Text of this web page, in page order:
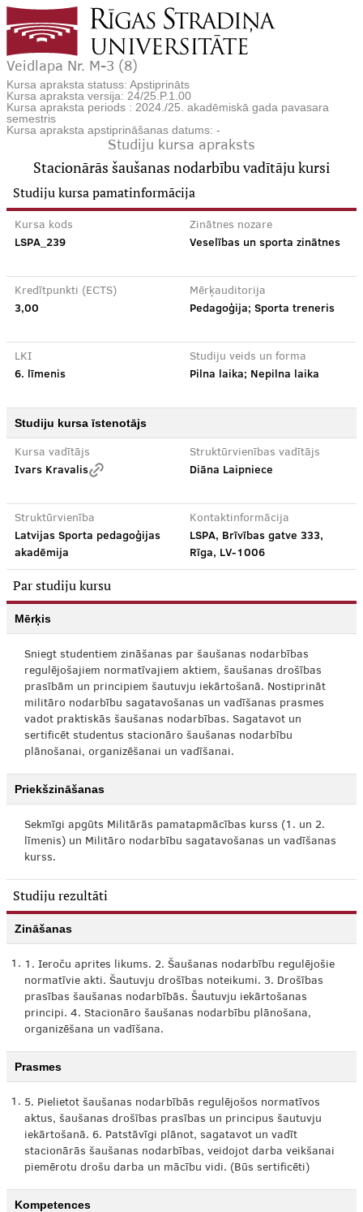
Veidlapa Nr. M-3 (8)
Kursa apraksta statuss: Apstiprināts
Kursa apraksta versija: 24/25.P.1.00
Kursa apraksta periods : 2024./25. akadēmiskā gada pavasara
semestris
Kursa apraksta apstiprināšanas datums: -
Studiju kursa apraksts
Stacionārās šaušanas nodarbību vadītāju kursi
Studiju kursa pamatinformācija
Kursa kods
LSPA_239
Zinātnes nozare
Veselības un sporta zinātnes
Kredītpunkti (ECTS)
3,00
Mērķauditorija
Pedagoģija; Sporta treneris
LKI
6. līmenis
Studiju veids un forma
Pilna laika; Nepilna laika
Studiju kursa īstenotājs
Kursa vadītājs
Ivars Kravalis
Struktūrvienības vadītājs
Diāna Laipniece
Struktūrvienība
Latvijas Sporta pedagoģijas
akadēmija
Kontaktinformācija
LSPA, Brīvības gatve 333,
Rīga, LV-1006
Par studiju kursu
Mērķis
Sniegt studentiem zināšanas par šaušanas nodarbības
regulējošajiem normatīvajiem aktiem, šaušanas drošības
prasībām un principiem šautuvju iekārtošanā. Nostiprināt
militāro nodarbību sagatavošanas un vadīšanas prasmes
vadot praktiskās šaušanas nodarbības. Sagatavot un
sertificēt studentus stacionāro šaušanas nodarbību
plānošanai, organizēšanai un vadīšanai.
Priekšzināšanas
Sekmīgi apgūts Militārās pamatapmācības kurss (1. un 2.
līmenis) un Militāro nodarbību sagatavošanas un vadīšanas
kurss.
Studiju rezultāti
Zināšanas
1. 1. Ieroču aprites likums. 2. Šaušanas nodarbību regulējošie
normatīvie akti. Šautuvju drošības noteikumi. 3. Drošības
prasības šaušanas nodarbībās. Šautuvju iekārtošanas
principi. 4. Stacionāro šaušanas nodarbību plānošana,
organizēšana un vadīšana.
Prasmes
1. 5. Pielietot šaušanas nodarbībās regulējošos normatīvos
aktus, šaušanas drošības prasības un principus šautuvju
iekārtošanā. 6. Patstāvīgi plānot, sagatavot un vadīt
stacionārās šaušanas nodarbības, veidojot darba veikšanai
piemērotu drošu darba un mācību vidi. (Būs sertificēti)
Kompetences